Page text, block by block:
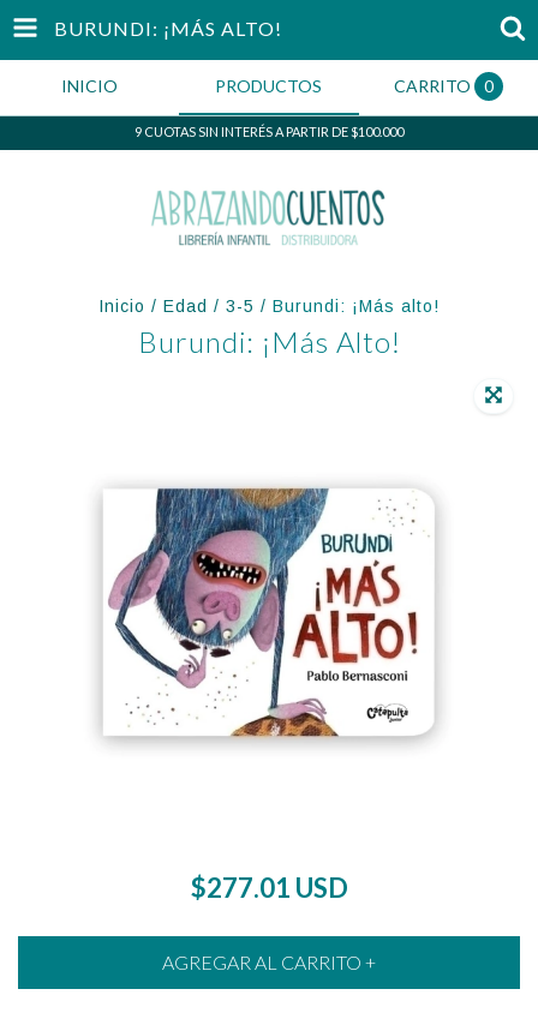
BURUNDI: ¡MÁS ALTO!
INICIO PRODUCTOS CARRITO 0
9 CUOTAS SIN INTERÉS A PARTIR DE $100.000
Inicio / Edad / 3-5 / Burundi: ¡Más alto!
Burundi: ¡Más Alto!
$277.01 USD